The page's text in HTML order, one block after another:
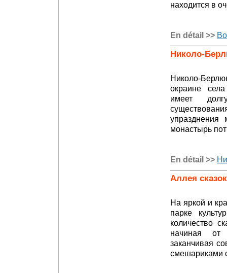
находится в
En détail >>
Николо-
Николо-
окраине
имеет
упразднения
монастырь
En détail >>
Аллея
На яркой и
парке
количество
начиная от
заканчивая
смешариками